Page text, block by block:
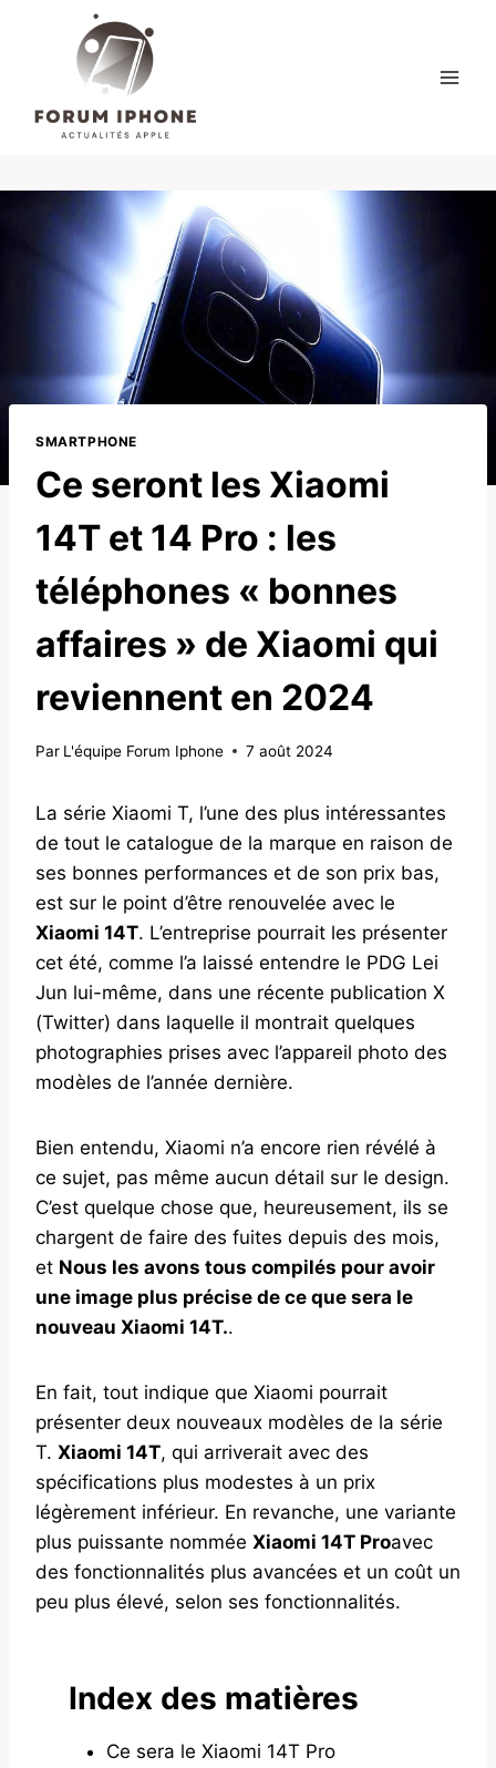
SMARTPHONE
Ce seront les Xiaomi
14T et 14 Pro : les
téléphones « bonnes
affaires » de Xiaomi qui
reviennent en 2024
Par L'équipe Forum Iphone 7 août 2024
La série Xiaomi T, l’une des plus intéressantes
de tout le catalogue de la marque en raison de
ses bonnes performances et de son prix bas,
est sur le point d’être renouvelée avec le
Xiaomi 14T. L’entreprise pourrait les présenter
cet été, comme l’a laissé entendre le PDG Lei
Jun lui-même, dans une récente publication X
(Twitter) dans laquelle il montrait quelques
photographies prises avec l’appareil photo des
modèles de l’année dernière.
Bien entendu, Xiaomi n’a encore rien révélé à
ce sujet, pas même aucun détail sur le design.
C’est quelque chose que, heureusement, ils se
chargent de faire des fuites depuis des mois,
et Nous les avons tous compilés pour avoir
une image plus précise de ce que sera le
nouveau Xiaomi 14T..
En fait, tout indique que Xiaomi pourrait
présenter deux nouveaux modèles de la série
T. Xiaomi 14T, qui arriverait avec des
spécifications plus modestes à un prix
légèrement inférieur. En revanche, une variante
plus puissante nommée Xiaomi 14T Proavec
des fonctionnalités plus avancées et un coût un
peu plus élevé, selon ses fonctionnalités.
Index des matières
Ce sera le Xiaomi 14T Pro